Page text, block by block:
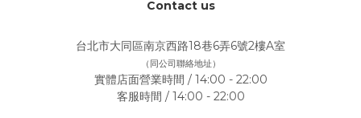
Contact us
台北市大同區南京西路18巷6弄6號2樓A室
（同公司聯絡地址）
實體店面營業時間 / 14:00 - 22:00
客服時間 / 14:00 - 22:00